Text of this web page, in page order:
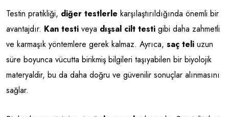
Testin pratikliği, diğer testlerle karşılaştırıldığında önemli bir
avantajdır. Kan testi veya dışsal cilt testi gibi daha zahmetli
ve karmaşık yöntemlere gerek kalmaz. Ayrıca, saç teli uzun
süre boyunca vücutta birikmiş bilgileri taşıyabilen bir biyolojik
materyaldir, bu da daha doğru ve güvenilir sonuçlar alınmasını
sağlar.